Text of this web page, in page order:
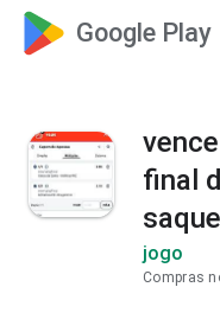
Google Play
final
jogo
Compras